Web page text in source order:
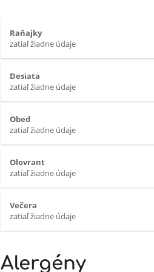
Raňajky
zatiaľ žiadne údaje
Desiata
zatiaľ žiadne údaje
Obed
zatiaľ žiadne údaje
Olovrant
zatiaľ žiadne údaje
Večera
zatiaľ žiadne údaje
Alergény